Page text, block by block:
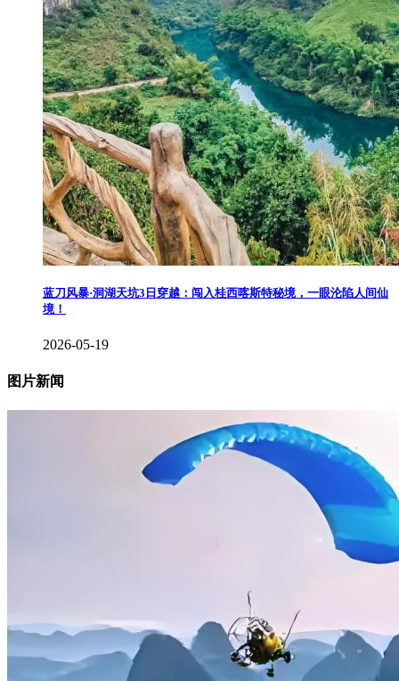
蓝刀风暴·洞湖天坑3日穿越：闯入桂西喀斯特秘境，一眼沦陷人间仙
境！
2026-05-19
图片新闻